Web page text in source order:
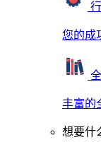
您的成
丰富的
想要什